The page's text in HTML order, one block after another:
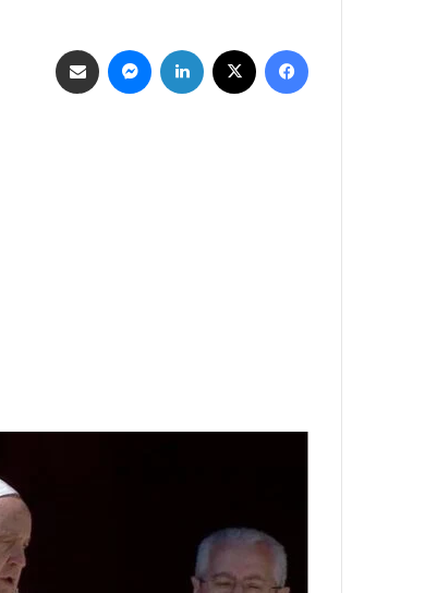
فيسبوك لينكدإن ماسنجر